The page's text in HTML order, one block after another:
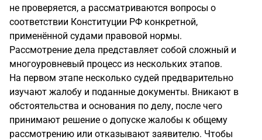
не проверяется, а рассматриваются вопросы о
соответствии Конституции РФ конкретной,
применённой судами правовой нормы.
Рассмотрение дела представляет собой сложный и
многоуровневый процесс из нескольких этапов.
На первом этапе несколько судей предварительно
изучают жалобу и поданные документы. Вникают в
обстоятельства и основания по делу, после чего
принимают решение о допуске жалобы к общему
рассмотрению или отказывают заявителю. Чтобы